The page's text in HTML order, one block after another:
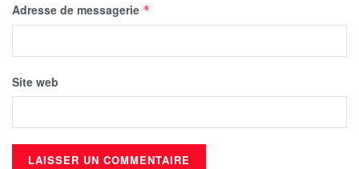
Adresse de messagerie *
Site web